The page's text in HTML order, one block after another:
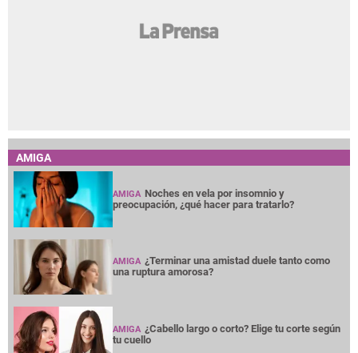
AMIGA
AMIGA Noches en vela por insomnio y
preocupación, ¿qué hacer para tratarlo?
AMIGA ¿Terminar una amistad duele tanto como
una ruptura amorosa?
AMIGA ¿Cabello largo o corto? Elige tu corte según
tu cuello